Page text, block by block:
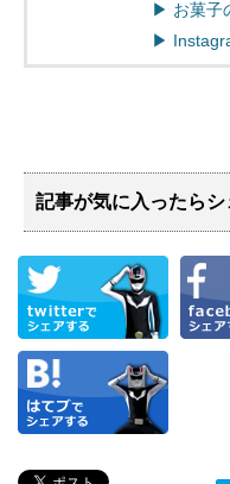
▶︎ お菓子
▶︎
記事が気に入ったら